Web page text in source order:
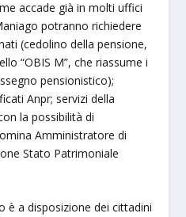
accade già in molti uffici
potranno richiedere
(cedolino della pensione,
“OBIS M”, che riassume i
pensionistico);
Anpr; servizi della
la possibilità di
Amministratore di
Stato Patrimoniale
è a disposizione dei cittadini